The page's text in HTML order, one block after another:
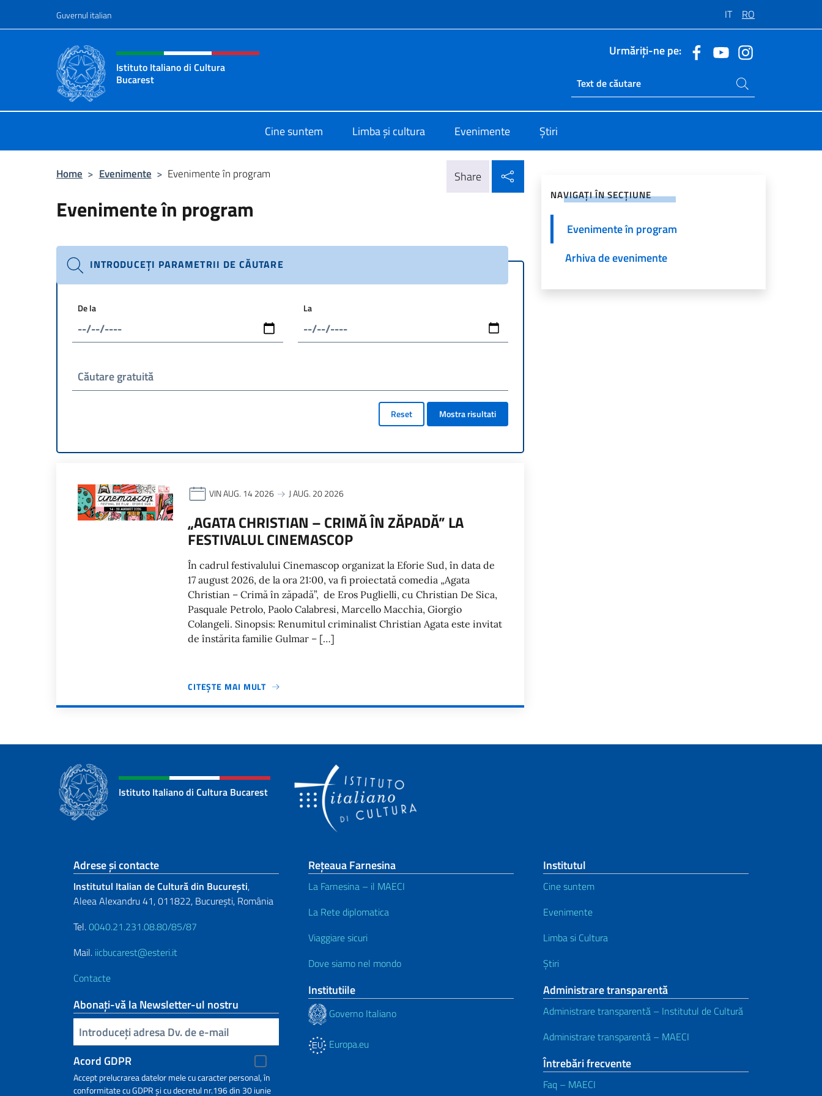
Guvernul italian IT RO
Header, social and menu of site
Istituto Italiano di Cultura
Bucarest
Urmăriți-ne pe:
Ricerca sito live
Caută pe site
Cine suntem Limba și cultura Evenimente Știri
Home > Evenimente > Evenimente în program Share
Evenimente în program
INTRODUCEȚI PARAMETRII DE CĂUTARE
De la La
Căutare gratuită
Reset Mostra risultati
VIN AUG. 14 2026 J AUG. 20 2026
„AGATA CHRISTIAN – CRIMĂ ÎN ZĂPADĂ” LA
FESTIVALUL CINEMASCOP
În cadrul festivalului Cinemascop organizat la Eforie Sud, în data de
17 august 2026, de la ora 21:00, va fi proiectată comedia „Agata
Christian – Crimă în zăpadă”, de Eros Puglielli, cu Christian De Sica,
Pasquale Petrolo, Paolo Calabresi, Marcello Macchia, Giorgio
Colangeli. Sinopsis: Renumitul criminalist Christian Agata este invitat
de înstărita familie Gulmar – […]
CITEȘTE MAI MULT
Paginazione
NAVIGAȚI ÎN SECȚIUNE
Evenimente în program
Arhiva de evenimente
Istituto Italiano di Cultura Bucarest
Footer section
Adrese și contacte
Institutul Italian de Cultură din București,
Aleea Alexandru 41, 011822, București, România
Tel.0040.21.231.08.80/85/87
Mail. iicbucarest@esteri.it
Contacte
Abonați-vă la Newsletter-ul nostru
Inserisci la tua email
Acord GDPR
Accept prelucrarea datelor mele cu caracter personal, în
conformitate cu GDPR și cu decretul nr.196 din 30 iunie
Rețeaua Farnesina
La Farnesina – il MAECI
La Rete diplomatica
Viaggiare sicuri
Dove siamo nel mondo
Institutiile
Governo Italiano
Europa.eu
Institutul
Cine suntem
Evenimente
Limba si Cultura
Știri
Administrare transparentă
Administrare transparentă – Institutul de Cultură
Administrare transparentă – MAECI
Întrebări frecvente
Faq – MAECI